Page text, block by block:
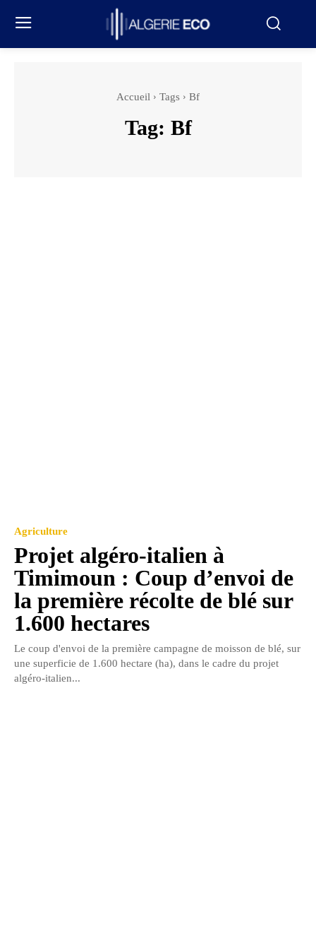
Accueil Tags Bf
Tag: Bf
Agriculture
Projet algéro-italien à
Timimoun : Coup d’envoi de
la première récolte de blé sur
1.600 hectares
Le coup d'envoi de la première campagne de moisson de blé, sur
une superficie de 1.600 hectare (ha), dans le cadre du projet
algéro-italien...